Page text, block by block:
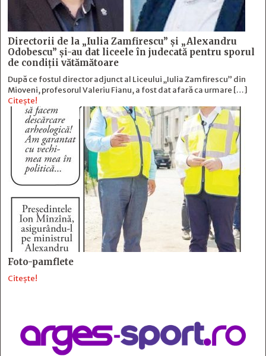
Directorii de la „Iulia Zamfirescu” și „Alexandru
Odobescu” și-au dat liceele în judecată pentru sporul
de condiții vătămătoare
După ce fostul director adjunct al Liceului „Iulia Zamfirescu” din
Mioveni, profesorul Valeriu Fianu, a fost dat afară ca urmare […]
Citește!
Foto-pamflete
Citește!